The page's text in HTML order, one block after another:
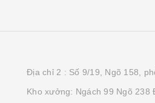
Địa chỉ 2 : Số 9/19, Ngõ 158,
Kho xưởng: Ngách 99 Ngõ